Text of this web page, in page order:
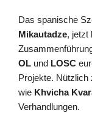
Das spanische
Mikautadze, jetzt
OL und LOSC
Projekte. Nützlich
wie Khvicha
Verhandlungen.